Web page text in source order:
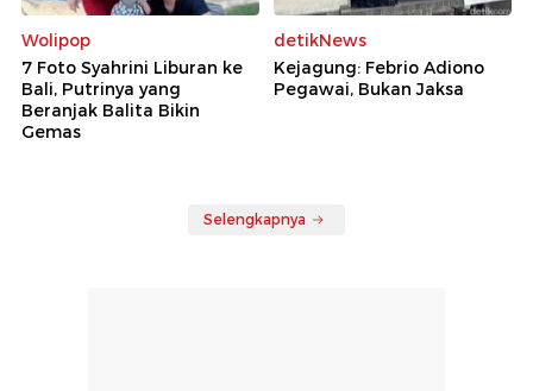
Wolipop
7 Foto Syahrini Liburan ke
Bali, Putrinya yang
Beranjak Balita Bikin
Gemas
detikNews
Kejagung: Febrio Adiono
Pegawai, Bukan Jaksa
Selengkapnya